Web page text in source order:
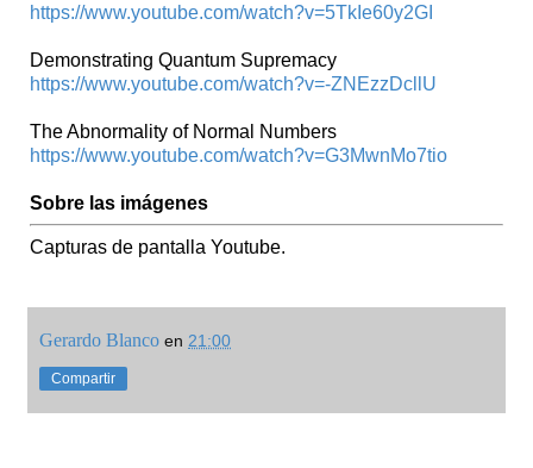
https://www.youtube.com/watch?v=5TkIe60y2GI
Demonstrating Quantum Supremacy
https://www.youtube.com/watch?v=-ZNEzzDcllU
The Abnormality of Normal Numbers
https://www.youtube.com/watch?v=G3MwnMo7tio
Sobre las imágenes
Capturas de pantalla Youtube.
Gerardo Blanco en 21:00
Compartir